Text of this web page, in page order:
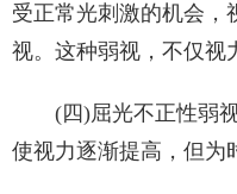
受正常光刺激的机会，
视。这种弱视，不仅视
(四)屈光不正性弱
使视力逐渐提高，但为